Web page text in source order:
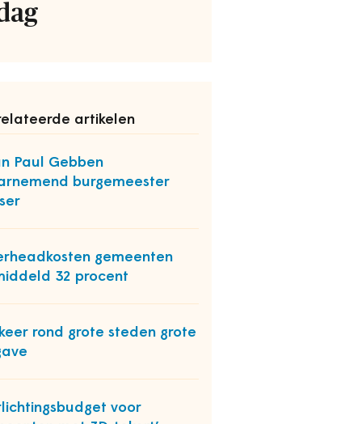
artikelen
Paul Gebben
burgemeester
gemeenten
32 procent
rond grote steden grote
voor